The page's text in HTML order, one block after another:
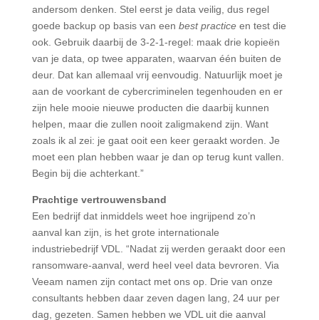
andersom denken. Stel eerst je data veilig, dus regel
goede backup op basis van een best practiceen test die
ook. Gebruik daarbij de 3-2-1-regel: maak drie kopieën
van je data, op twee apparaten, waarvan één buiten de
deur. Dat kan allemaal vrij eenvoudig. Natuurlijk moet je
aan de voorkant de cybercriminelen tegenhouden en er
zijn hele mooie nieuwe producten die daarbij kunnen
helpen, maar die zullen nooit zaligmakend zijn. Want
zoals ik al zei: je gaat ooit een keer geraakt worden. Je
moet een plan hebben waar je dan op terug kunt vallen.
Begin bij die achterkant.”
Prachtige vertrouwensband
Een bedrijf dat inmiddels weet hoe ingrijpend zo’n
aanval kan zijn, is het grote internationale
industriebedrijf VDL. “Nadat zij werden geraakt door een
ransomware-aanval, werd heel veel data bevroren. Via
Veeam namen zijn contact met ons op. Drie van onze
consultants hebben daar zeven dagen lang, 24 uur per
dag, gezeten. Samen hebben we VDL uit die aanval